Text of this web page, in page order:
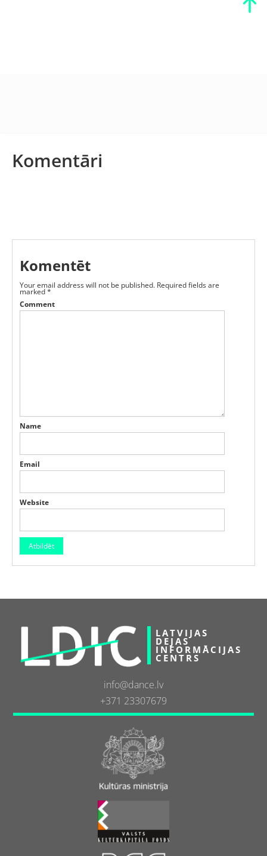
Komentāri
Komentēt
Your email address will not be published. Required fields are
marked*
Comment
Name
Email
Website
LATVIJAS
DEJAS
INFORMĀCIJAS
CENTRS
info@dance.lv
+371 23307679